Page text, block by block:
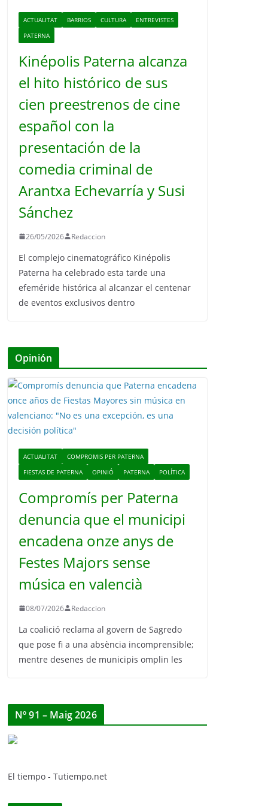
ACTUALITAT BARRIOS CULTURA
ENTREVISTES
PATERNA
Kinépolis Paterna alcanza
el hito histórico de sus
cien preestrenos de cine
español con la
presentación de la
comedia criminal de
Arantxa Echevarría y Susi
Sánchez
26/05/2026 Redaccion
El complejo cinematográfico Kinépolis
Paterna ha celebrado esta tarde una
efeméride histórica al alcanzar el centenar
de eventos exclusivos dentro
Opinión
ACTUALITAT
COMPROMIS PER PATERNA
FIESTAS DE PATERNA
OPINIÓ PATERNA POLÍTICA
Compromís per Paterna
denuncia que el municipi
encadena onze anys de
Festes Majors sense
música en valencià
08/07/2026 Redaccion
La coalició reclama al govern de Sagredo
que pose fi a una absència incomprensible;
mentre desenes de municipis omplin les
Nº 91 – Maig 2026
El tiempo - Tutiempo.net